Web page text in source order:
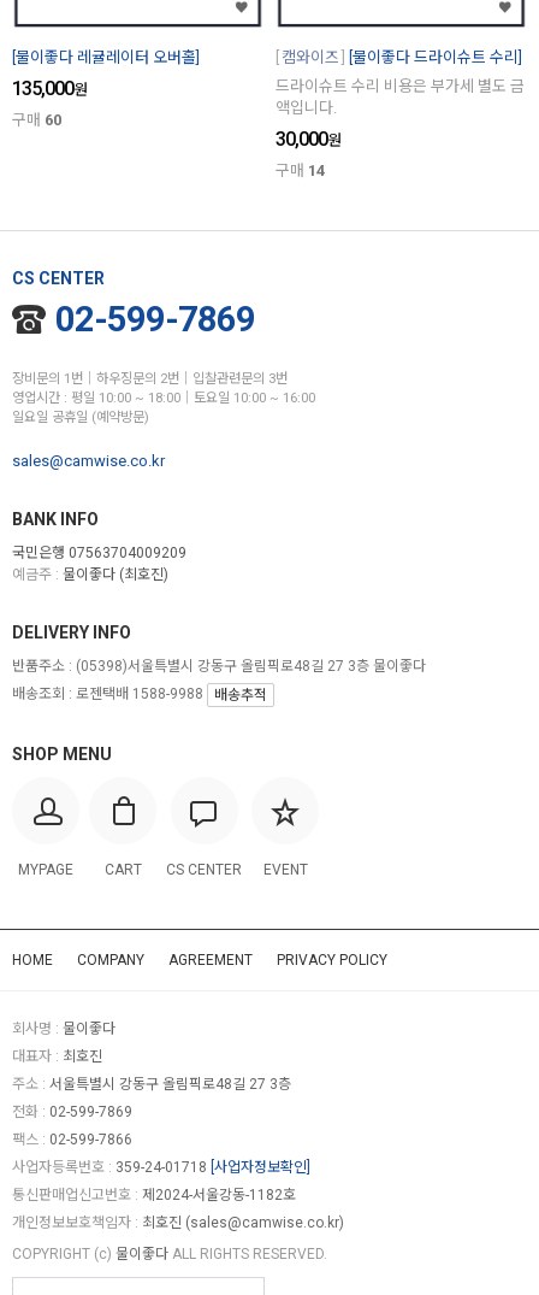
[물이좋다 레귤레이터 오버홀]
135,000원
구매 60
캠와이즈
[물이좋다 드라이슈트 수리]
드라이슈트 수리 비용은 부가세 별도 금
액입니다.
30,000원
구매 14
CS CENTER
02-599-7869
장비문의 1번│하우징문의 2번│입찰관련문의 3번
영업시간 : 평일 10:00 ~ 18:00│토요일 10:00 ~ 16:00
일요일 공휴일 (예약방문)
sales@camwise.co.kr
BANK INFO
국민은행 07563704009209
예금주 : 물이좋다 (최호진)
SHOP MENU
MYPAGE CART CS CENTER EVENT
DELIVERY INFO
반품주소 : (05398)서울특별시 강동구 올림픽로48길 27 3층 물이좋다
배송조회 : 로젠택배 1588-9988
배송추적
HOME COMPANY AGREEMENT PRIVACY POLICY
회사명 : 물이좋다
대표자 : 최호진
주소 : 서울특별시 강동구 올림픽로48길 27 3층
전화 : 02-599-7869
팩스 : 02-599-7866
사업자등록번호 : 359-24-01718 [사업자정보확인]
통신판매업신고번호 : 제2024-서울강동-1182호
개인정보보호책임자 : 최호진 (sales@camwise.co.kr)
COPYRIGHT (c) 물이좋다 ALL RIGHTS RESERVED.